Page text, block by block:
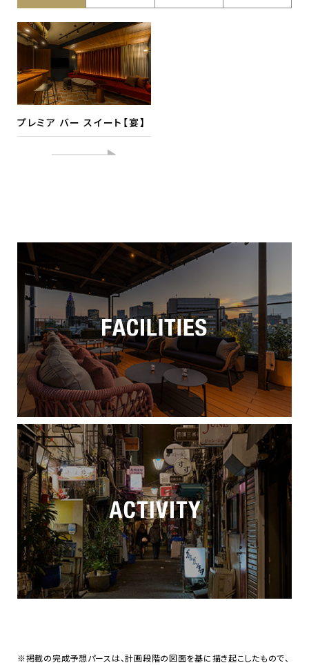
プレミア バー スイート【宴】
※掲載の完成予想パースは、計画段階の図面を基に描き起こしたもので、